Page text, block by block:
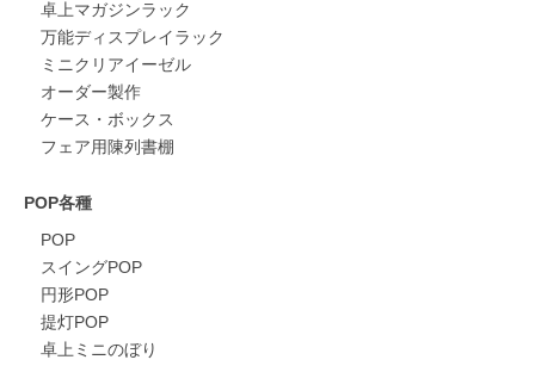
卓上マガジンラック
万能ディスプレイラック
ミニクリアイーゼル
オーダー製作
ケース・ボックス
フェア用陳列書棚
POP各種
POP
スイングPOP
円形POP
提灯POP
卓上ミニのぼり